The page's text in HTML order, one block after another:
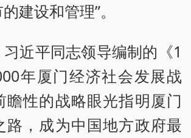
建设和管理”。
近平同志领导编制的《1
年厦门经济社会发展战
瞻性的战略眼光指明厦门
路，成为中国地方政府最